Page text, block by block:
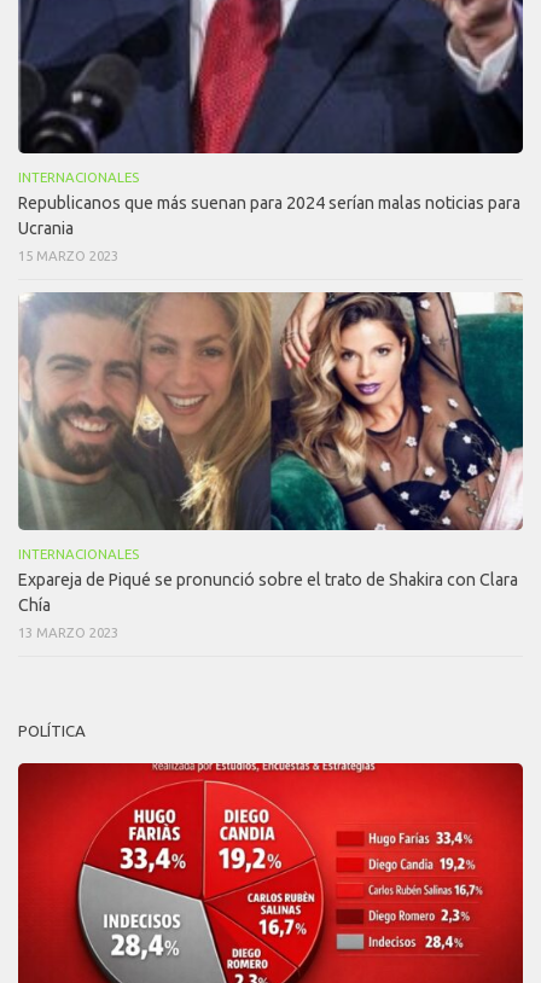
INTERNACIONALES
Republicanos que más suenan para 2024 serían malas noticias para
Ucrania
15 MARZO 2023
INTERNACIONALES
Expareja de Piqué se pronunció sobre el trato de Shakira con Clara
Chía
13 MARZO 2023
POLÍTICA